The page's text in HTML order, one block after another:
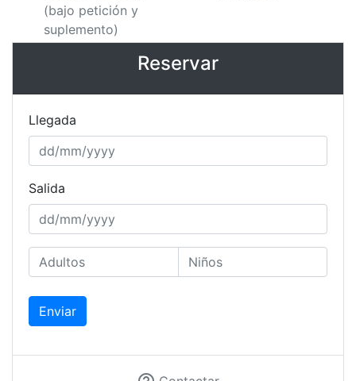
(bajo petición y
suplemento)
Reservar
Llegada
Salida
Enviar